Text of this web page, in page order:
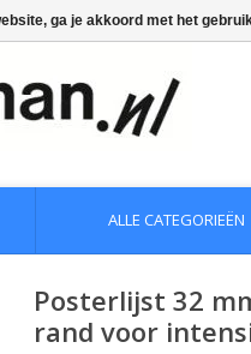
ALLE CATEGORIEËN
Posterlijst 32
rand voor
ga je akkoord met het